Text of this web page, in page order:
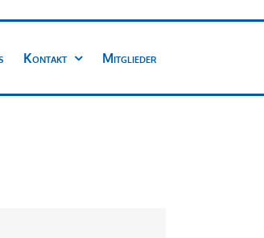
Kontakt Mitglieder